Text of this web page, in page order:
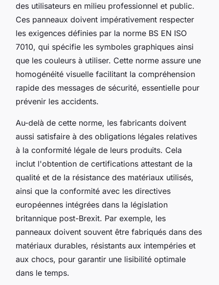
des utilisateurs en milieu professionnel et public.
Ces panneaux doivent impérativement respecter
les exigences définies par la norme BS EN ISO
7010, qui spécifie les symboles graphiques ainsi
que les couleurs à utiliser. Cette norme assure une
homogénéité visuelle facilitant la compréhension
rapide des messages de sécurité, essentielle pour
prévenir les accidents.
Au-delà de cette norme, les fabricants doivent
aussi satisfaire à des obligations légales relatives
à la conformité légale de leurs produits. Cela
inclut l'obtention de certifications attestant de la
qualité et de la résistance des matériaux utilisés,
ainsi que la conformité avec les directives
européennes intégrées dans la législation
britannique post-Brexit. Par exemple, les
panneaux doivent souvent être fabriqués dans des
matériaux durables, résistants aux intempéries et
aux chocs, pour garantir une lisibilité optimale
dans le temps.